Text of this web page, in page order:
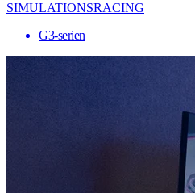
SIMULATIONSRACING
G3-serien